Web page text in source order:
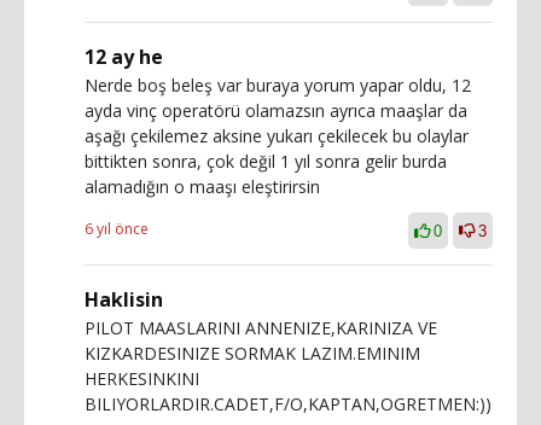
12 ay he
Nerde boş beleş var buraya yorum yapar oldu, 12
ayda vinç operatörü olamazsın ayrıca maaşlar da
aşağı çekilemez aksine yukarı çekilecek bu olaylar
bittikten sonra, çok değil 1 yıl sonra gelir burda
alamadığın o maaşı eleştirirsin
6 yıl önce 0 3
Haklisin
PILOT MAASLARINI ANNENIZE,KARINIZA VE
KIZKARDESINIZE SORMAK LAZIM.EMINIM
HERKESINKINI
BILIYORLARDIR.CADET,F/O,KAPTAN,OGRETMEN:))